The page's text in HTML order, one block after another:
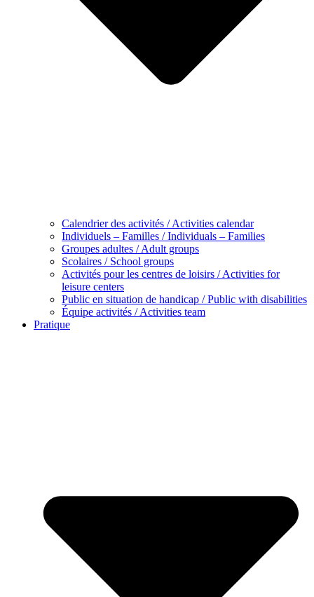
Calendrier des activités / Activities calendar
Individuels – Familles / Individuals – Families
Groupes adultes / Adult groups
Scolaires / School groups
Activités pour les centres de loisirs / Activities for
leisure centers
Public en situation de handicap / Public with disabilities
Équipe activités / Activities team
Pratique